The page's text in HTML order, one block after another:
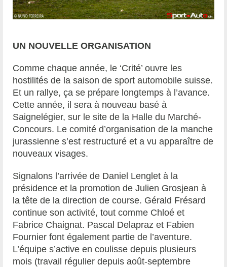
UN NOUVELLE ORGANISATION
Comme chaque année, le ‘Crité’ ouvre les
hostilités de la saison de sport automobile suisse.
Et un rallye, ça se prépare longtemps à l’avance.
Cette année, il sera à nouveau basé à
Saignelégier, sur le site de la Halle du Marché-
Concours. Le comité d’organisation de la manche
jurassienne s’est restructuré et a vu apparaître de
nouveaux visages.
Signalons l’arrivée de Daniel Lenglet à la
présidence et la promotion de Julien Grosjean à
la tête de la direction de course. Gérald Frésard
continue son activité, tout comme Chloé et
Fabrice Chaignat. Pascal Delapraz et Fabien
Fournier font également partie de l’aventure.
L’équipe s’active en coulisse depuis plusieurs
mois (travail régulier depuis août-septembre